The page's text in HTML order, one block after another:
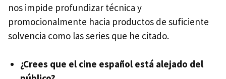
nos impide profundizar técnica y
promocionalmente hacia productos de suficiente
solvencia como las series que he citado.
¿Crees que el cine español está alejado del